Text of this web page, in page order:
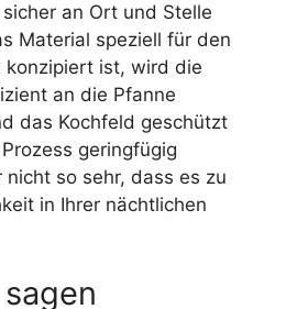
an Ort und Stelle
Material speziell für den
konzipiert ist, wird die
an die Pfanne
das Kochfeld geschützt
geringfügig
so sehr, dass es zu
in Ihrer nächtlichen